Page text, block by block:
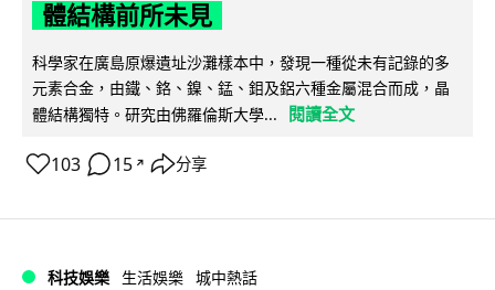
體結構前所未見
科學家在廣島原爆遺址沙灘樣本中，發現一種從未有記錄的多
元素合金，由鐵、鉻、鎳、錳、鉬及鋁六種金屬混合而成，晶
體結構獨特。研究由佛羅倫斯大學...
閱讀全文
103 15 ↗ 分享
科技娛樂 生活娛樂 城中熱話